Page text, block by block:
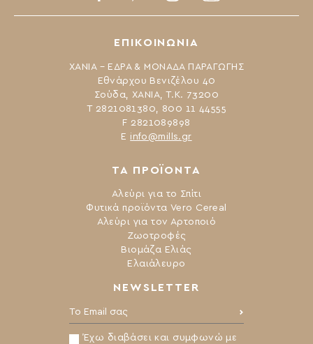
NEWSLETTER
Το Email σας:
Έχω διαβάσει και συμφωνώ με
ΤΑ ΠΡΟΪΟΝΤΑ
Αλεύρι για το Σπίτι
Φυτικά προϊόντα Vero Cereal
Αλεύρι για τον Αρτοποιό
Ζωοτροφές
Βιομάζα Ελιάς
Ελαιάλευρο
ΕΠΙΚΟΙΝΩΝΙΑ
ΧΑΝΙΑ – ΕΔΡΑ & ΜΟΝΑΔΑ ΠΑΡΑΓΩΓΗΣ
Εθνάρχου Βενιζέλου 40
Σούδα, ΧΑΝΙΑ, Τ.Κ. 73200
Τ 2821081380, 800 11 44555
F 2821089898
Ε info@mills.gr